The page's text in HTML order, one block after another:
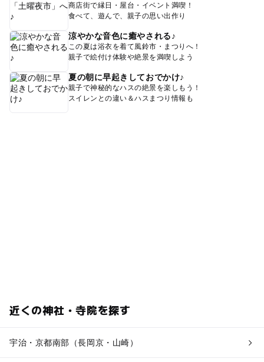
商店街で縁日・屋台・イベント満喫！
食べて、遊んで、親子の思い出作り
涼やかな音色に癒やされる♪
この夏は浴衣を着て風鈴市・まつりへ！
親子で絵付け体験や絶景を満喫しよう
夏の朝に早起きしておでかけ♪
親子で神秘的なハスの絶景を楽しもう！
スイレンとの違い＆ハスまつり情報も
近くの神社・寺院を探す
宇治・京都南部（長岡京・山崎）